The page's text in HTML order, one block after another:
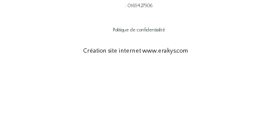
: 0169427906
Politique de confidentialité
Création site internet www.erakys.com